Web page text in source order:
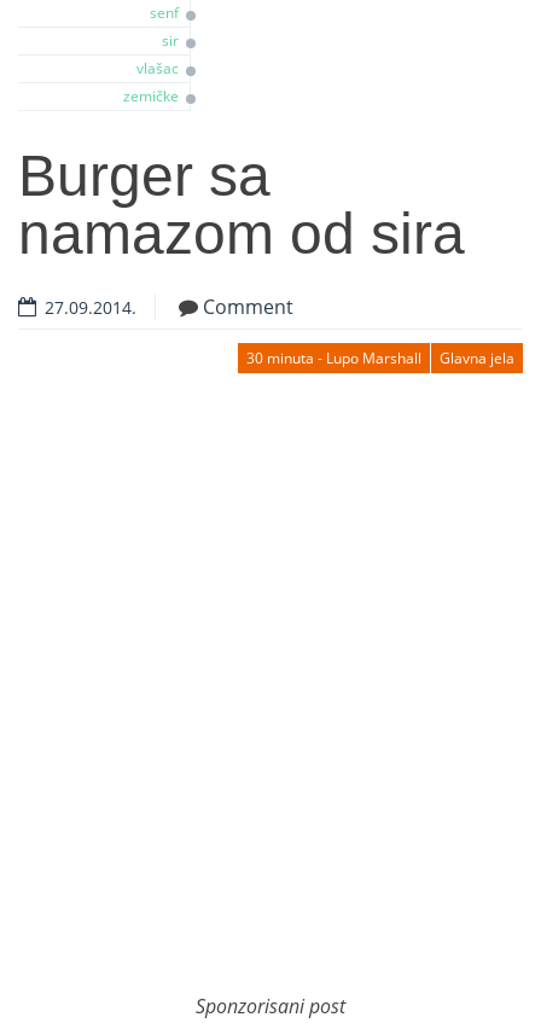
senf
sir
vlašac
zemičke
Burger sa
namazom od sira
27.09.2014. Comment
30 minuta - Lupo Marshall Glavna jela
Sponzorisani post